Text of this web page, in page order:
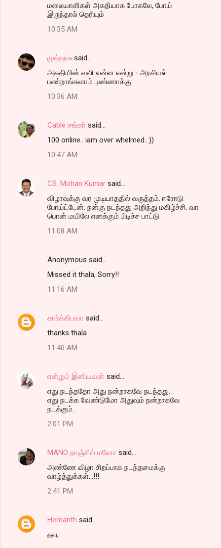
மலையாளிகள் அகதியாக போகலே, போய்
இருந்தால் தெரியும்
10:35 AM
முத்தரசு said…
அகதியின் வலி என்ன என்று - அரசியல்
பண்றாங்களாம் புண்ணாக்கு
10:36 AM
Cable சங்கர் said…
100 online.. iam over whelmed..:))
10:47 AM
CS. Mohan Kumar said…
விழாவுக்கு வர முடியாததில் வருத்தம். ஈரோடு
போய்ட்டேன். நன்கு நடந்தது அறிந்து மகிழ்ச்சி. வா
பொன் மயிலே எனக்கும் பிடிச்ச பாட்டு
11:08 AM
Anonymous said…
Missed it thala, Sorry!!
11:16 AM
கார்க்கிபவா said…
thanks thala
11:40 AM
என்றும் இனியவன் said…
எது நடந்ததோ அது நன்றாகவே நடந்தது.
எது நடக்க வேண்டுமோ அதுவும் நன்றாகவே
நடக்கும்.
2:01 PM
MANO நாஞ்சில் மனோ said…
அண்ணே விழா சிறப்பாக நடந்தமைக்கு
வாழ்த்துக்கள்...!!!
2:41 PM
Hemanth said…
தல,